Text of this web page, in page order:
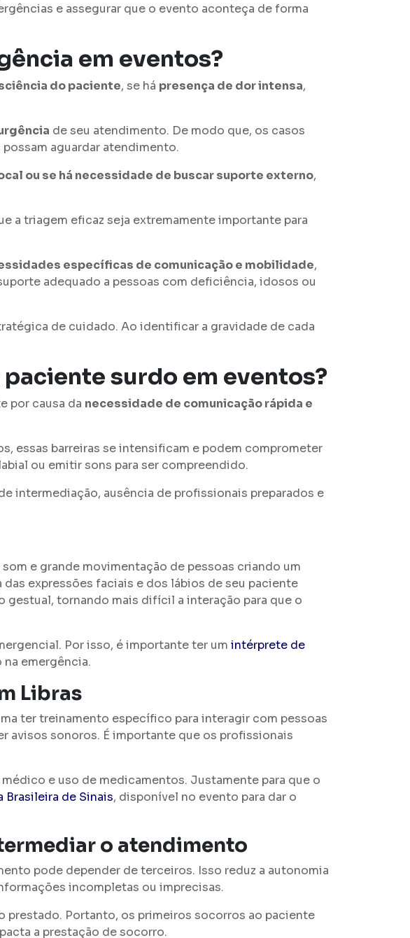
e assegurar que o evento aconteça de forma
em eventos?
do paciente, se há presença de dor intensa,
de seu atendimento. De modo que, os casos
aguardar atendimento.
ou se há necessidade de buscar suporte externo,
a triagem eficaz seja extremamente importante para
específicas de comunicação e mobilidade,
adequado a pessoas com deficiência, idosos ou
de cuidado. Ao identificar a gravidade de cada
surdo em eventos?
por causa da necessidade de comunicação rápida e
essas barreiras se intensificam e podem comprometer
ou emitir sons para ser compreendido.
intermediação, ausência de profissionais preparados e
e grande movimentação de pessoas criando um
expressões faciais e dos lábios de seu paciente
tornando mais difícil a interação para que o
Por isso, é importante ter um intérprete de
emergência.
Libras
ter treinamento específico para interagir com pessoas
avisos sonoros. É importante que os profissionais
e uso de medicamentos. Justamente para que o
Brasileira de Sinais, disponível no evento para dar o
o atendimento
pode depender de terceiros. Isso reduz a autonomia
incompletas ou imprecisas.
Portanto, os primeiros socorros ao paciente
a prestação de socorro.